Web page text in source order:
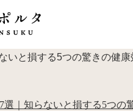
選｜知らないと損する5つの